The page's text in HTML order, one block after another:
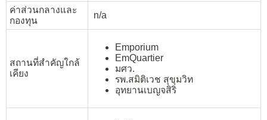
ค่าส่วนกลางและ
กองทุน
n/a
สถานที่สำคัญใกล้
เคียง
Emporium
EmQuartier
มศว.
รพ.สมิติเวช สุขุมวิท
อุทยานเบญจสิริ